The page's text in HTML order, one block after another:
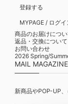
登録する
MYPAGE / ログイ
商品のお届けにつ
返品・交換について
お問い合わせ
2026 Spring/
MAIL MAGAZINE
新商品やPOP-UP